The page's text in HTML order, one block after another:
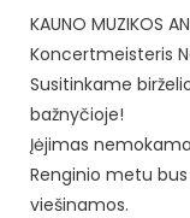
KAUNO MUZIKOS
Koncertmeisteris
Susitinkame
bažnyčioje!
Įėjimas
Renginio metu
viešinamos.